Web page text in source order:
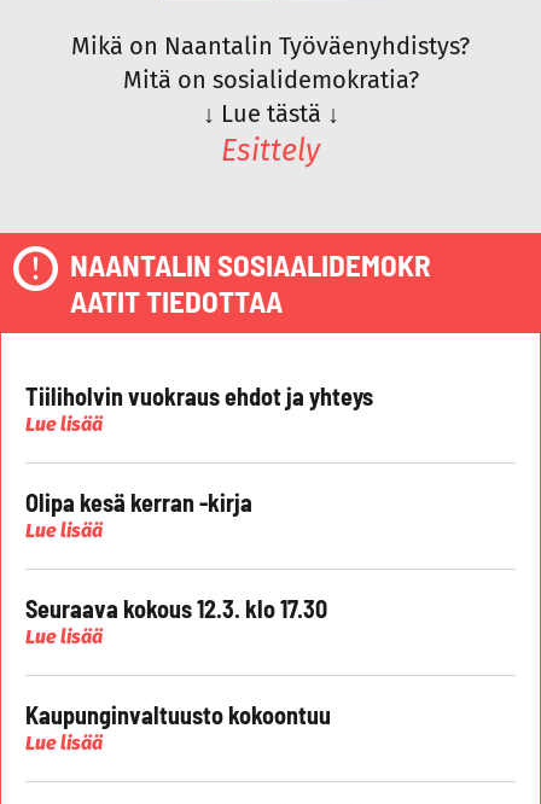
Mikä on Naantalin Työväenyhdistys?
Mitä on sosialidemokratia?
↓ Lue tästä ↓
Esittely
NAANTALIN SOSIAALIDEMOKR
AATIT TIEDOTTAA
Tiiliholvin vuokraus ehdot ja yhteys
Lue lisää
Olipa kesä kerran -kirja
Lue lisää
Seuraava kokous 12.3. klo 17.30
Lue lisää
Kaupunginvaltuusto kokoontuu
Lue lisää